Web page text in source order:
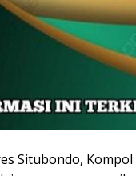
Situbondo,